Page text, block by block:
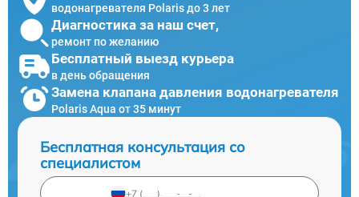
водонагревателя Polaris до 3 лет
Диагностика за наш счет,
ремонт по желанию
Бесплатный выезд курьера
в день обращения
Замена клапана давления водонагревателя
Polaris Aqua от 35 минут
Бесплатная консультация со
специалистом